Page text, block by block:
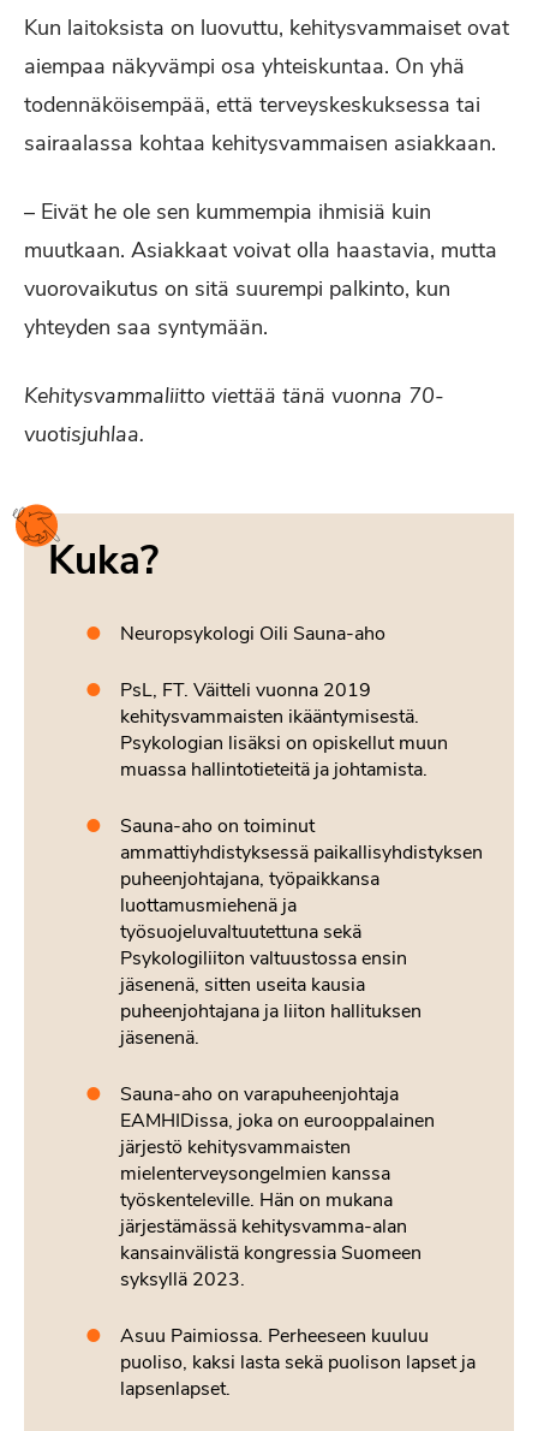
Kun laitoksista on luovuttu, kehitysvammaiset ovat
aiempaa näkyvämpi osa yhteiskuntaa. On yhä
todennäköisempää, että terveyskeskuksessa tai
sairaalassa kohtaa kehitysvammaisen asiakkaan.
– Eivät he ole sen kummempia ihmisiä kuin
muutkaan. Asiakkaat voivat olla haastavia, mutta
vuorovaikutus on sitä suurempi palkinto, kun
yhteyden saa syntymään.
Kehitysvammaliitto viettää tänä vuonna 70-
vuotisjuhlaa.
Kuka?
Neuropsykologi Oili Sauna-aho
PsL, FT. Väitteli vuonna 2019
kehitysvammaisten ikääntymisestä.
Psykologian lisäksi on opiskellut muun
muassa hallintotieteitä ja johtamista.
Sauna-aho on toiminut
ammattiyhdistyksessä paikallisyhdistyksen
puheenjohtajana, työpaikkansa
luottamusmiehenä ja
työsuojeluvaltuutettuna sekä
Psykologiliiton valtuustossa ensin
jäsenenä, sitten useita kausia
puheenjohtajana ja liiton hallituksen
jäsenenä.
Sauna-aho on varapuheenjohtaja
EAMHIDissa, joka on eurooppalainen
järjestö kehitysvammaisten
mielenterveysongelmien kanssa
työskenteleville. Hän on mukana
järjestämässä kehitysvamma-alan
kansainvälistä kongressia Suomeen
syksyllä 2023.
Asuu Paimiossa. Perheeseen kuuluu
puoliso, kaksi lasta sekä puolison lapset ja
lapsenlapset.